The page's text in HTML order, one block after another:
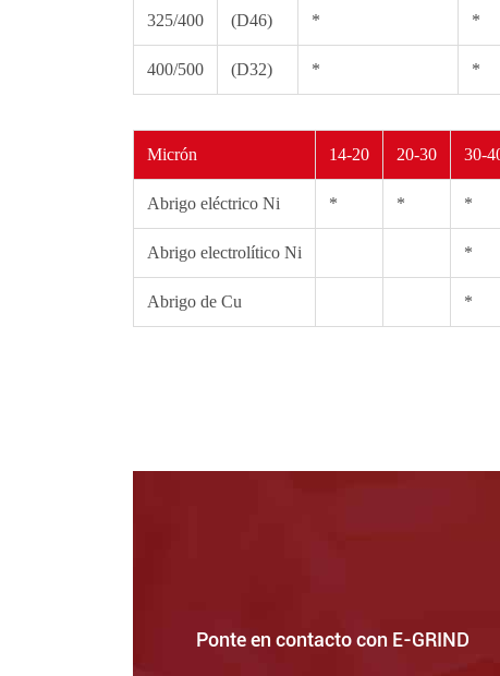
325/400 (D46) * *
400/500 (D32) * *
Micrón 14-20 20-30 30-
Abrigo eléctrico Ni * * *
Abrigo electrolítico Ni *
Abrigo de Cu *
Ponte en contacto con E-GRIND